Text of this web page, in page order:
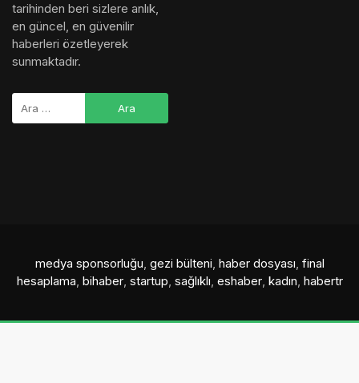
tarihinden beri sizlere anlık,
en güncel, en güvenilir
haberleri özetleyerek
sunmaktadır.
medya sponsorluğu, gezi bülteni, haber dosyası, final
hesaplama, bihaber, startup, sağlıklı, eshaber, kadın, habertr